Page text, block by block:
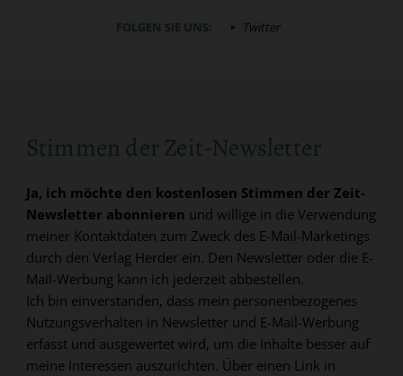
FOLGEN SIE UNS: Twitter
Stimmen der Zeit-Newsletter
Ja, ich möchte den kostenlosen Stimmen der Zeit-
Newsletter abonnieren und willige in die Verwendung
meiner Kontaktdaten zum Zweck des E-Mail-Marketings
durch den Verlag Herder ein. Den Newsletter oder die E-
Mail-Werbung kann ich jederzeit abbestellen.
Ich bin einverstanden, dass mein personenbezogenes
Nutzungsverhalten in Newsletter und E-Mail-Werbung
erfasst und ausgewertet wird, um die Inhalte besser auf
meine Interessen auszurichten. Über einen Link in